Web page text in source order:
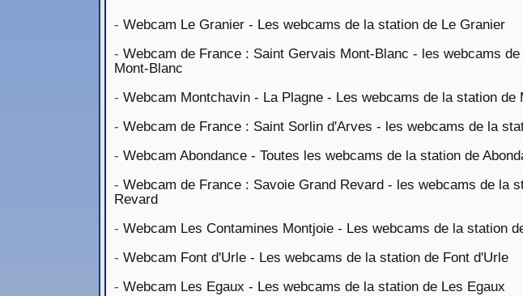
- Webcam Le Granier - Les webcams de la station de Le Granier
- Webcam de France : Saint Gervais Mont-Blanc - les webcams
Mont-Blanc
- Webcam Montchavin - La Plagne - Les webcams de la station de
- Webcam de France : Saint Sorlin d'Arves - les webcams de la
- Webcam Abondance - Toutes les webcams de la station de
- Webcam de France : Savoie Grand Revard - les webcams de la
Revard
- Webcam Les Contamines Montjoie - Les webcams de la station
- Webcam Font d'Urle - Les webcams de la station de Font d'Urle
- Webcam Les Egaux - Les webcams de la station de Les Egaux